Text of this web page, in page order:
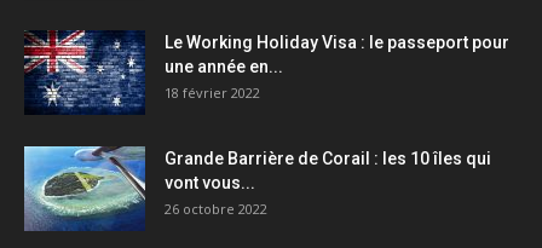
Le Working Holiday Visa : le passeport pour
une année en...
18 février 2022
Grande Barrière de Corail : les 10 îles qui
vont vous...
26 octobre 2022